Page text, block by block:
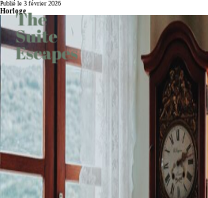
Publié le 3 février 2026
Horloge